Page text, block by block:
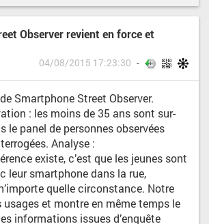
Observer revient en force et
04/08/2015 17:23:30
Smartphone Street Observer.
: les moins de 35 ans sont sur-
le panel de personnes observées
Analyse :
existe, c’est que les jeunes sont
leur smartphone dans la rue,
quelle circonstance. Notre
usages et montre en même temps le
informations issues d’enquête